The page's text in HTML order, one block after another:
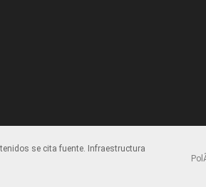
se cita fuente. Infraestructura